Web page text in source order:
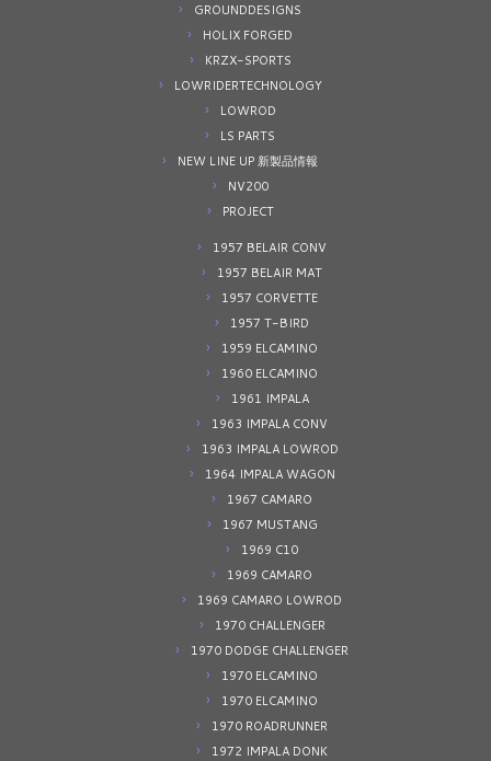
GROUNDDESIGNS
HOLIX FORGED
KRZX-SPORTS
LOWRIDERTECHNOLOGY
LOWROD
LS PARTS
NEW LINE UP 新製品情報
NV200
PROJECT
1957 BELAIR CONV
1957 BELAIR MAT
1957 CORVETTE
1957 T-BIRD
1959 ELCAMINO
1960 ELCAMINO
1961 IMPALA
1963 IMPALA CONV
1963 IMPALA LOWROD
1964 IMPALA WAGON
1967 CAMARO
1967 MUSTANG
1969 C10
1969 CAMARO
1969 CAMARO LOWROD
1970 CHALLENGER
1970 DODGE CHALLENGER
1970 ELCAMINO
1970 ELCAMINO
1970 ROADRUNNER
1972 IMPALA DONK